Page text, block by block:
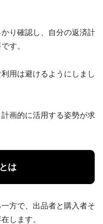
り確認し、自分の返済計
す。
用は避けるようにしまし
画的に活用する姿勢が求
は
方で、出品者と購入者そ
します。